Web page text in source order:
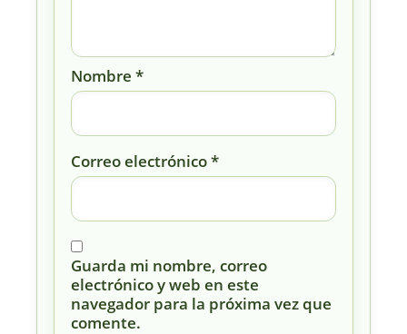
Nombre *
Correo electrónico*
Guarda mi nombre, correo
electrónico y web en este
navegador para la próxima vez que
comente.